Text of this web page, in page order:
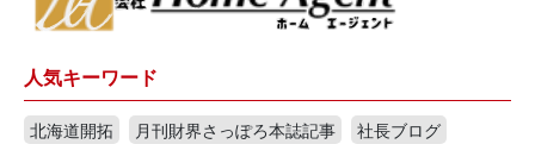
人気キーワード
北海道開拓 月刊財界さっぽろ本誌記事
社長ブログ